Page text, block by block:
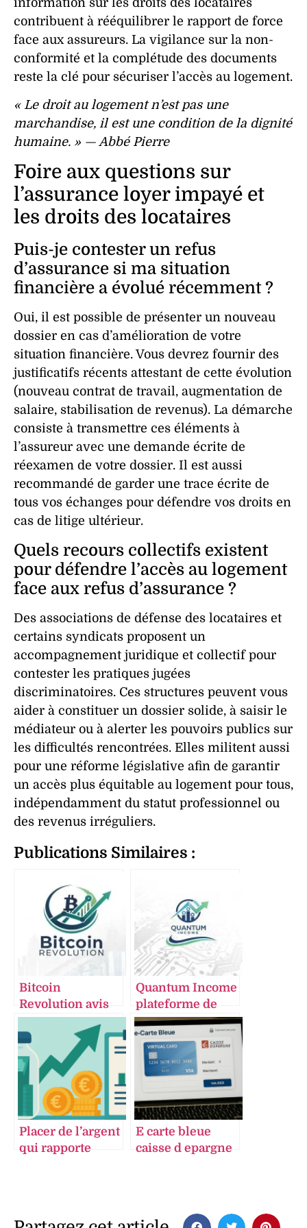
contribuent à rééquilibrer le rapport de force
face aux assureurs. La vigilance sur la non-
conformité et la complétude des documents
reste la clé pour sécuriser l’accès au logement.
« Le droit au logement n’est pas une
marchandise, il est une condition de la dignité
humaine. » — Abbé Pierre
Foire aux questions sur
l’assurance loyer impayé et
les droits des locataires
Puis-je contester un refus
d’assurance si ma situation
financière a évolué récemment ?
Oui, il est possible de présenter un nouveau
dossier en cas d’amélioration de votre
situation financière. Vous devrez fournir des
justificatifs récents attestant de cette évolution
(nouveau contrat de travail, augmentation de
salaire, stabilisation de revenus). La démarche
consiste à transmettre ces éléments à
l’assureur avec une demande écrite de
réexamen de votre dossier. Il est aussi
recommandé de garder une trace écrite de
tous vos échanges pour défendre vos droits en
cas de litige ultérieur.
Quels recours collectifs existent
pour défendre l’accès au logement
face aux refus d’assurance ?
Des associations de défense des locataires et
certains syndicats proposent un
accompagnement juridique et collectif pour
contester les pratiques jugées
discriminatoires. Ces structures peuvent vous
aider à constituer un dossier solide, à saisir le
médiateur ou à alerter les pouvoirs publics sur
les difficultés rencontrées. Elles militent aussi
pour une réforme législative afin de garantir
un accès plus équitable au logement pour tous,
indépendamment du statut professionnel ou
des revenus irréguliers.
Publications Similaires :
Bitcoin
Revolution avis
plateforme
automatisée de
trading crypto-
monnaies
sécurité et
rendement
Quantum Income
plateforme de
trading
automatisé avec
intelligence
artificielle et
analyse en temps
réel
Placer de l’argent
qui rapporte
E carte bleue
caisse d epargne
contrôlée